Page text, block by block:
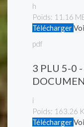
h
Poids: 11.16
Télécharger
pdf
3 PLU 5-0 -
i
Poids: 163.26
Télécharger